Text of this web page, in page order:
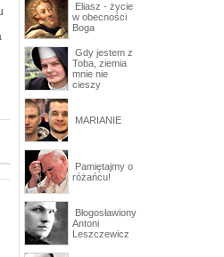
Eliasz - życie
w obecności
Boga
Gdy jestem z
Toba, ziemia
mnie nie
cieszy
MARIANIE
Pamiętajmy o
różańcu!
Błogosławiony
Antoni
Leszczewicz